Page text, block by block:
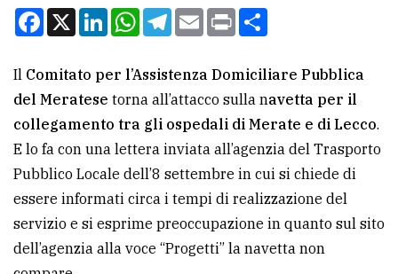
Per
la
pubblicità
CERCA
Cerca
per
comune
Ricerca
Facebook
X LinkedInWhatsApp
Telegram
EmailPrint
Il Comitato per l’Assistenza Domiciliare Pubblica
del Meratese torna all’attacco sulla navetta per il
collegamento tra gli ospedali di Merate e di Lecco.
E lo fa con una lettera inviata all’agenzia del Trasporto
Pubblico Locale dell’8 settembre in cui si chiede di
essere informati circa i tempi di realizzazione del
servizio e si esprime preoccupazione in quanto sul sito
dell’agenzia alla voce “Progetti” la navetta non